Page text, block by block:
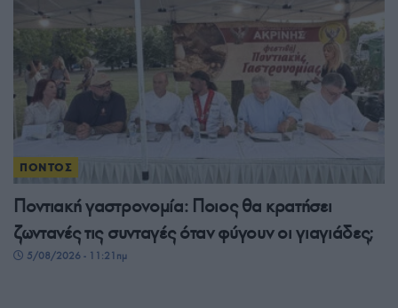
ΠΟΝΤΟΣ
Ποντιακή γαστρονομία: Ποιος θα κρατήσει
ζωντανές τις συνταγές όταν φύγουν οι γιαγιάδες;
5/08/2026 - 11:21πμ